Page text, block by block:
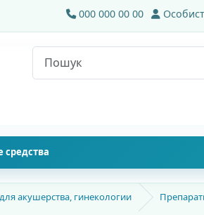
000 000 00 00
средства
акушерства, гинекологии